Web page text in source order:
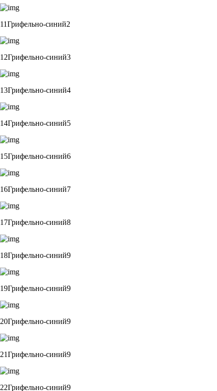
11Грифельно-синий2
12Грифельно-синий3
13Грифельно-синий4
14Грифельно-синий5
15Грифельно-синий6
16Грифельно-синий7
17Грифельно-синий8
18Грифельно-синий9
19Грифельно-синий9
20Грифельно-синий9
21Грифельно-синий9
22Грифельно-синий9